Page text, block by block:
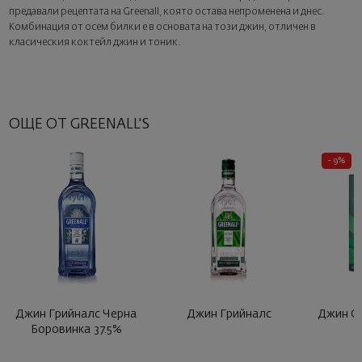
картичка с ваше пожелание. Изберете тази опция в
следващата стъпка от поръчката.
предавали рецептата на Greenall, която остава непроменена и днес.
Комбинация от осем билки е в основата на този джин, отличен в
класическия коктейл джин и тоник.
ОЩЕ ОТ GREENALL'S
Джин Грийналс Черна
Боровинка 37.5%
Джин Грийналс
- 9%
Джин